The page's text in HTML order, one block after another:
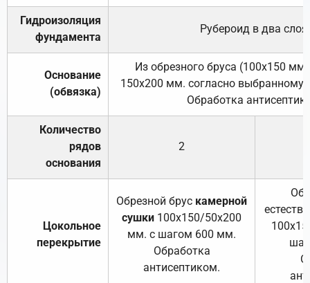
Гидроизоляция
фундамента
Рубероид в два слоя.
Основание
(обвязка)
Из обрезного бруса (100х150
150х200 мм. согласно выбранному
Обработка
Количество
рядов
основания
2
Цокольное
перекрытие
Обрезной брус камерной
сушки 100х150/50х200
мм. с шагом 600 мм.
Обработка
антисептиком.